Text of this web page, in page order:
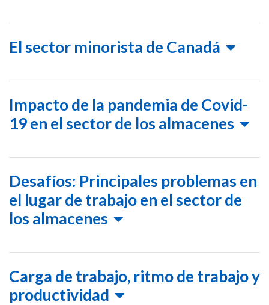
El sector minorista de Canadá
Impacto de la pandemia de Covid-
19 en el sector de los almacenes
Desafíos: Principales problemas en
el lugar de trabajo en el sector de
los almacenes
Carga de trabajo, ritmo de trabajo y
productividad